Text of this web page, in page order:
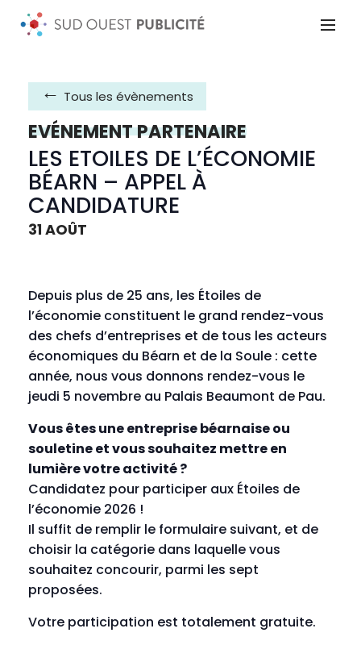
Tous les évènements
EVÉNEMENT PARTENAIRE
LES ETOILES DE L’ÉCONOMIE
BÉARN – APPEL À
CANDIDATURE
31 AOÛT
Depuis plus de 25 ans, les Étoiles de
l’économie constituent le grand rendez-vous
des chefs d’entreprises et de tous les acteurs
économiques du Béarn et de la Soule : cette
année, nous vous donnons rendez-vous le
jeudi 5 novembre au Palais Beaumont de Pau.
Vous êtes une entreprise béarnaise ou
souletine et vous souhaitez mettre en
lumière votre activité ?
Candidatez pour participer aux Étoiles de
l’économie 2026 !
Il suffit de remplir le formulaire suivant, et de
choisir la catégorie dans laquelle vous
souhaitez concourir, parmi les sept
proposées.
Votre participation est totalement gratuite.